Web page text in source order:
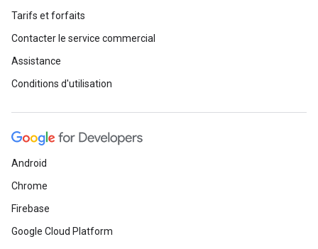
Tarifs et forfaits
Contacter le service commercial
Assistance
Conditions d'utilisation
Android
Chrome
Firebase
Google Cloud Platform